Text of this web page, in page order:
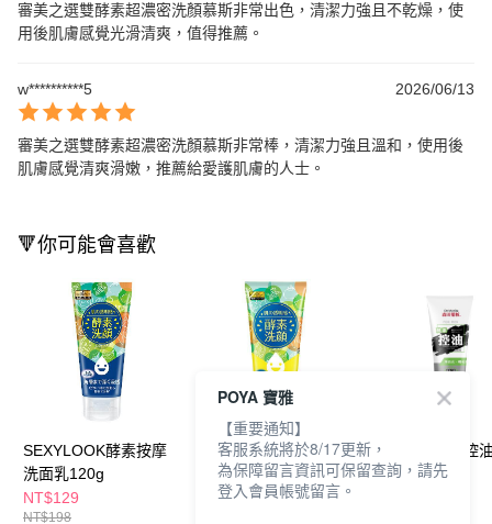
審美之選雙酵素超濃密洗顏慕斯非常出色，清潔力強且不乾燥，使
用後肌膚感覺光滑清爽，值得推薦。
w**********5 2026/06/13
審美之選雙酵素超濃密洗顏慕斯非常棒，清潔力強且溫和，使用後
肌膚感覺清爽滑嫩，推薦給愛護肌膚的人士。
🔻你可能會喜歡
SEXYLOOK酵素按摩
洗面乳120g
NT$129
NT$198
SEXYLOOK酵素泡沫
洗面乳120g
NT$129
森田藥粧酵素控
乳120g
POYA 寶雅
【重要通知】
客服系統將於8/17更新，
為保障留言資訊可保留查詢，請先
登入會員帳號留言。